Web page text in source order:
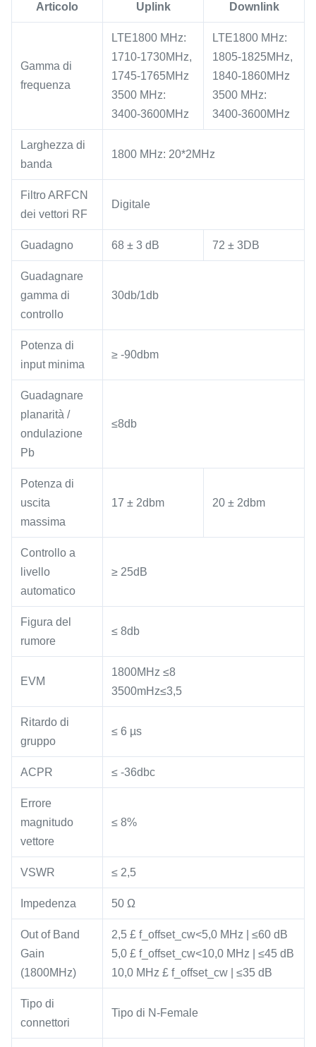
Articolo Uplink Downlink
Gamma di
frequenza
LTE1800 MHz:
1710-1730MHz,
1745-1765MHz
3500 MHz:
3400-3600MHz
LTE1800 MHz:
1805-1825MHz,
1840-1860MHz
3500 MHz:
3400-3600MHz
Larghezza di
banda
1800 MHz: 20*2MHz
Filtro ARFCN
dei vettori RF
Digitale
Guadagno 68 ± 3 dB 72 ± 3DB
Guadagnare
gamma di
controllo
30db/1db
Potenza di
input minima
≥ -90dbm
Guadagnare
planarità /
ondulazione
Pb
≤8db
Potenza di
uscita
massima
17 ± 2dbm 20 ± 2dbm
Controllo a
livello
automatico
≥ 25dB
Figura del
rumore
≤ 8db
EVM
1800MHz ≤8
3500mHz≤3,5
Ritardo di
gruppo
≤ 6 µs
ACPR ≤ -36dbc
Errore
magnitudo
vettore
≤ 8%
VSWR ≤ 2,5
Impedenza 50 Ω
Out of Band
Gain
(1800MHz)
2,5 £ f_offset_cw<5,0 MHz | ≤60 dB
5,0 £ f_offset_cw<10,0 MHz | ≤45 dB
10,0 MHz £ f_offset_cw | ≤35 dB
Tipo di
connettori
Tipo di N-Female